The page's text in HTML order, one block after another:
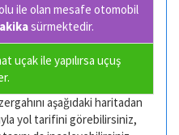
ile olan mesafe otomobil
sürmektedir.
uçak ile yapılırsa uçuş
aşağıdaki haritadan
yol tarifini görebilirsiniz,